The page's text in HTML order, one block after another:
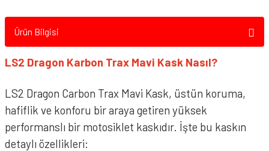
Ürün Bilgisi
LS2 Dragon Karbon Trax Mavi Kask Nasıl?
LS2 Dragon Carbon Trax Mavi Kask, üstün koruma,
hafiflik ve konforu bir araya getiren yüksek
performanslı bir motosiklet kaskıdır. İşte bu kaskın
detaylı özellikleri: